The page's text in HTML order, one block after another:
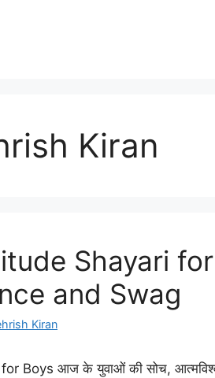
Kiran
Shayari
and Swag
Kiran
Boys आज के युवाओं की सोच,